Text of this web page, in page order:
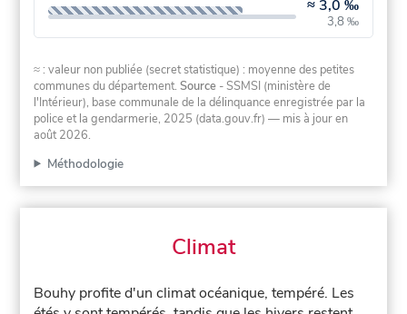
≈ 3,0 ‰
3,8 ‰
≈ : valeur non publiée (secret statistique) : moyenne des petites
communes du département.Source - SSMSI (ministère de
l'Intérieur), base communale de la délinquance enregistrée par la
police et la gendarmerie, 2025 (data.gouv.fr) — mis à jour en
août 2026.
Méthodologie
Climat
Bouhy profite d'un climat océanique, tempéré. Les